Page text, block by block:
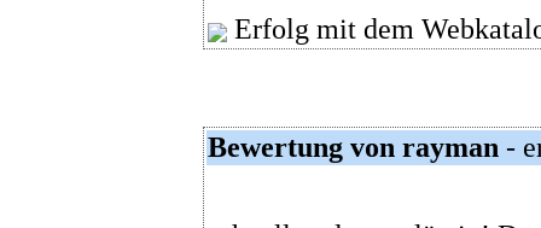
Erfolg mit dem
Bewertung von rayman -